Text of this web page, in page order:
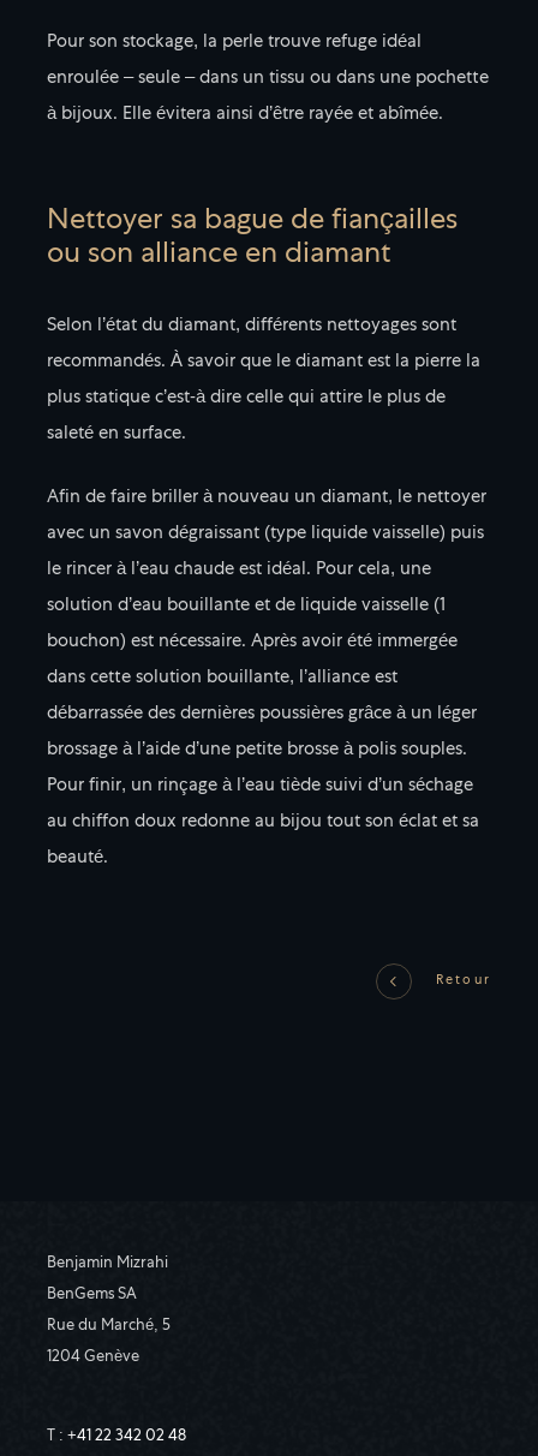
Pour son stockage, la perle trouve refuge idéal
enroulée – seule – dans un tissu ou dans une pochette
à bijoux. Elle évitera ainsi d’être rayée et abîmée.
Nettoyer sa bague de fiançailles
ou son alliance en diamant
Selon l’état du diamant, différents nettoyages sont
recommandés. À savoir que le diamant est la pierre la
plus statique c’est-à dire celle qui attire le plus de
saleté en surface.
Afin de faire briller à nouveau un diamant, le nettoyer
avec un savon dégraissant (type liquide vaisselle) puis
le rincer à l’eau chaude est idéal. Pour cela, une
solution d’eau bouillante et de liquide vaisselle (1
bouchon) est nécessaire. Après avoir été immergée
dans cette solution bouillante, l’alliance est
débarrassée des dernières poussières grâce à un léger
brossage à l’aide d’une petite brosse à polis souples.
Pour finir, un rinçage à l’eau tiède suivi d’un séchage
au chiffon doux redonne au bijou tout son éclat et sa
beauté.
Retour
Benjamin Mizrahi
BenGems SA
Rue du Marché, 5
1204 Genève
T : +41 22 342 02 48